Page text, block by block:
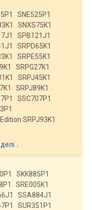
SNE525P1
SNXS75K1
SPB121J1
SRPD65K1
SRPE55K1
SRPG27K1
SRPJ45K1
SRPJ89K1
SSC707P1
SRPJ93K1
↓
SKK885P1
SRE005K1
SSA884J1
SUR351P1